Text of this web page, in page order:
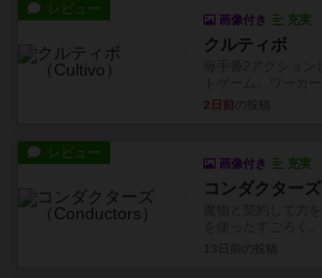
レビュー
画像付き 充実
クルティボ
2日前
レビュー
画像付き 充実
コンダクターズ